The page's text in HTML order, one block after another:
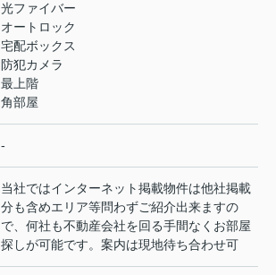
光ファイバー
オートロック
宅配ボックス
防犯カメラ
最上階
角部屋
-
当社ではインターネット掲載物件は他社掲載
分も含めエリア等問わずご紹介出来ますの
で、何社も不動産会社を回る手間なくお部屋
探しが可能です。案内は現地待ち合わせ可